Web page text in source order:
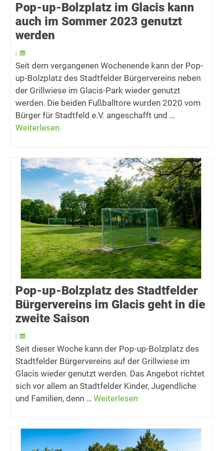
Pop-up-Bolzplatz im Glacis kann
auch im Sommer 2023 genutzt
werden
|
Seit dem vergangenen Wochenende kann der Pop-
up-Bolzplatz des Stadtfelder Bürgervereins neben
der Grillwiese im Glacis-Park wieder genutzt
werden. Die beiden Fußballtore wurden 2020 vom
Bürger für Stadtfeld e.V. angeschafft und …
Weiterlesen
Pop-up-Bolzplatz des Stadtfelder
Bürgervereins im Glacis geht in die
zweite Saison
|
Seit dieser Woche kann der Pop-up-Bolzplatz des
Stadtfelder Bürgervereins auf der Grillwiese im
Glacis wieder genutzt werden. Das Angebot richtet
sich vor allem an Stadtfelder Kinder, Jugendliche
und Familien, denn … Weiterlesen